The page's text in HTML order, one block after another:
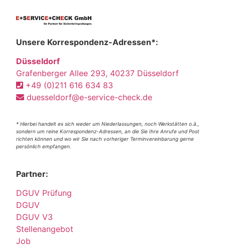
Unsere Korrespondenz-Adressen*:
Düsseldorf
Grafenberger Allee 293, 40237 Düsseldorf
+49 (0)211 616 634 83
duesseldorf@e-service-check.de
* Hierbei handelt es sich weder um Niederlassungen, noch Werkstätten o.ä.,
sondern um reine Korrespondenz-Adressen, an die Sie Ihre Anrufe und Post
richten können und wo wir Sie nach vorheriger Terminvereinbarung gerne
persönlich empfangen.
Partner:
DGUV Prüfung
DGUV
DGUV V3
Stellenangebot
Job